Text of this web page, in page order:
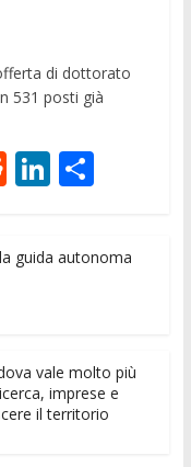
di dottorato
531 posti già
R
di
Li
e
C
di
guida autonoma
vale molto più
imprese e
il territorio